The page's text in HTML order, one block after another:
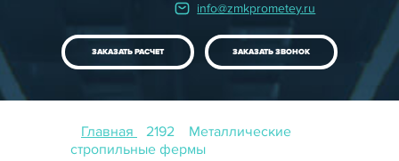
НАШИ ЦЕНЫ
КОНТАКТЫ
info@zmkprometey.ru
ЗАКАЗАТЬ РАСЧЕТ ЗАКАЗАТЬ ЗВОНОК
Главная
Металлические
стропильные фермы